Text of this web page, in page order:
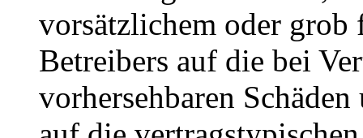
vorsätzlichem oder grob
Betreibers auf die bei
vorhersehbaren